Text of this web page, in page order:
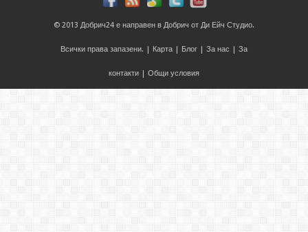
© 2013 Добрич24 е направен в Добрич от Ди Ейч Студио.
Всички права запазени. | Карта | Блог | За нас | За
контакти | Общи условия